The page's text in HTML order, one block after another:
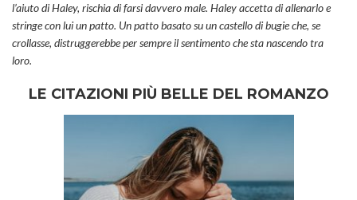
l’aiuto di Haley, rischia di farsi davvero male. Haley accetta di allenarlo e
stringe con lui un patto. Un patto basato su un castello di bugie che, se
crollasse, distruggerebbe per sempre il sentimento che sta nascendo tra
loro.
LE CITAZIONI PIÙ BELLE DEL ROMANZO